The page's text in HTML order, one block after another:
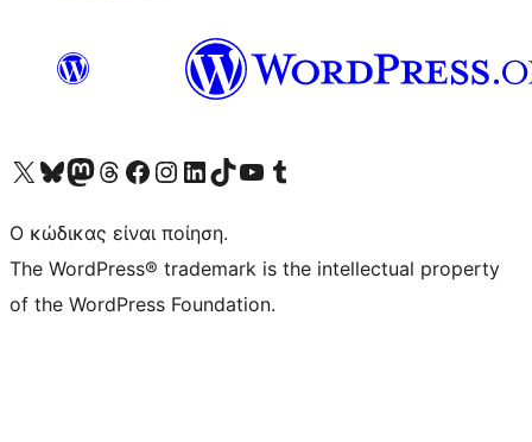
Visit our X (formerly Twitter) account
Visit our Bluesky account
Επισκεφθείτε τον λογαριασμό μας στο Mastodon
Visit our Threads account
Επισκεφτείτε τη σελίδα μας στο Facebook
Επισκεφθείτε τον λογαριασμό μας Instagram
Επισκεφθείτε τον λογαριασμό μας LinkedIn
Visit our TikTok account
Visit our YouTube channel
Visit our Tumblr account
Ο κώδικας είναι ποίηση.
The WordPress® trademark is the intellectual property
of the WordPress Foundation.